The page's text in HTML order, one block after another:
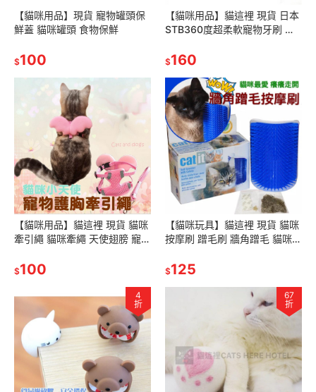
【貓咪用品】現貨 寵物罐頭保
鮮蓋 貓咪罐頭 食物保鮮
$100
【貓咪用品】貓這裡 現貨 日本
STB360度超柔軟寵物牙刷 寵
$160
【貓咪用品】貓這裡 現貨 貓咪
牽引繩 貓咪牽繩 天使翅膀 寵物
$100
【貓咪玩具】貓這裡 現貨 貓咪
按摩刷 蹭毛刷 牆角蹭毛 貓咪蹭
$125
4
折
67
折